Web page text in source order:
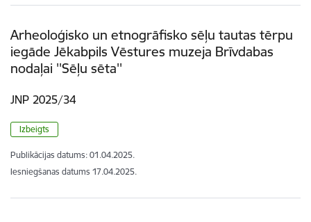
Arheoloģisko un etnogrāfisko sēļu tautas tērpu
iegāde Jēkabpils Vēstures muzeja Brīvdabas
nodaļai ''Sēļu sēta''
JNP 2025/34
Izbeigts
Publikācijas datums: 01.04.2025.
Iesniegšanas datums 17.04.2025.